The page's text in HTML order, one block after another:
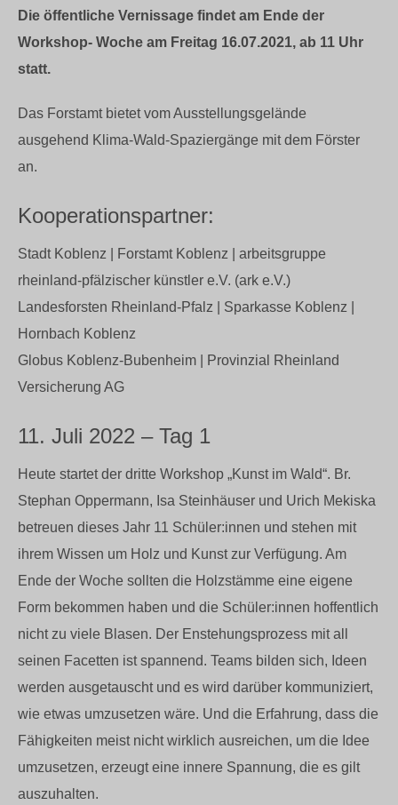
Die öffentliche Vernissage findet am Ende der
Workshop- Woche am Freitag 16.07.2021, ab 11 Uhr
statt.
Das Forstamt bietet vom Ausstellungsgelände
ausgehend Klima-Wald-Spaziergänge mit dem Förster
an.
Kooperationspartner:
Stadt Koblenz | Forstamt Koblenz | arbeitsgruppe
rheinland-pfälzischer künstler e.V. (ark e.V.)
Landesforsten Rheinland-Pfalz | Sparkasse Koblenz |
Hornbach Koblenz
Globus Koblenz-Bubenheim | Provinzial Rheinland
Versicherung AG
11. Juli 2022 – Tag 1
Heute startet der dritte Workshop „Kunst im Wald“. Br.
Stephan Oppermann, Isa Steinhäuser und Urich Mekiska
betreuen dieses Jahr 11 Schüler:innen und stehen mit
ihrem Wissen um Holz und Kunst zur Verfügung. Am
Ende der Woche sollten die Holzstämme eine eigene
Form bekommen haben und die Schüler:innen hoffentlich
nicht zu viele Blasen. Der Enstehungsprozess mit all
seinen Facetten ist spannend. Teams bilden sich, Ideen
werden ausgetauscht und es wird darüber kommuniziert,
wie etwas umzusetzen wäre. Und die Erfahrung, dass die
Fähigkeiten meist nicht wirklich ausreichen, um die Idee
umzusetzen, erzeugt eine innere Spannung, die es gilt
auszuhalten.